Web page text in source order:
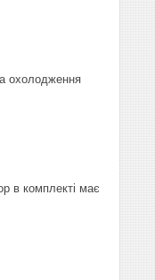
охолодження
в комплекті має